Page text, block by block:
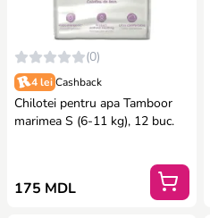
(0)
4 lei Cashback
Chilotei pentru apa Tamboor
marimea S (6-11 kg), 12 buc.
175 MDL